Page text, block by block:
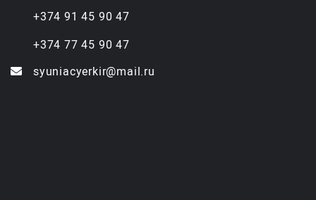
+374 91 45 90 47
+374 77 45 90 47
syuniacyerkir@mail.ru